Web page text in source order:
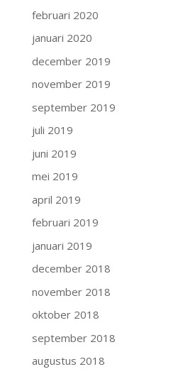
februari 2020
januari 2020
december 2019
november 2019
september 2019
juli 2019
juni 2019
mei 2019
april 2019
februari 2019
januari 2019
december 2018
november 2018
oktober 2018
september 2018
augustus 2018